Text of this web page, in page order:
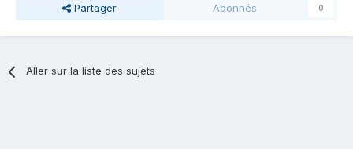
Partager Abonnés 0
Aller sur la liste des sujets